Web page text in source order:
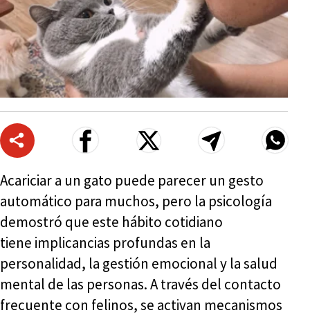
Acariciar a un gato puede parecer un gesto
automático para muchos, pero la psicología
demostró que este hábito cotidiano
tiene implicancias profundas en la
personalidad, la gestión emocional y la salud
mental de las personas. A través del contacto
frecuente con felinos, se activan mecanismos